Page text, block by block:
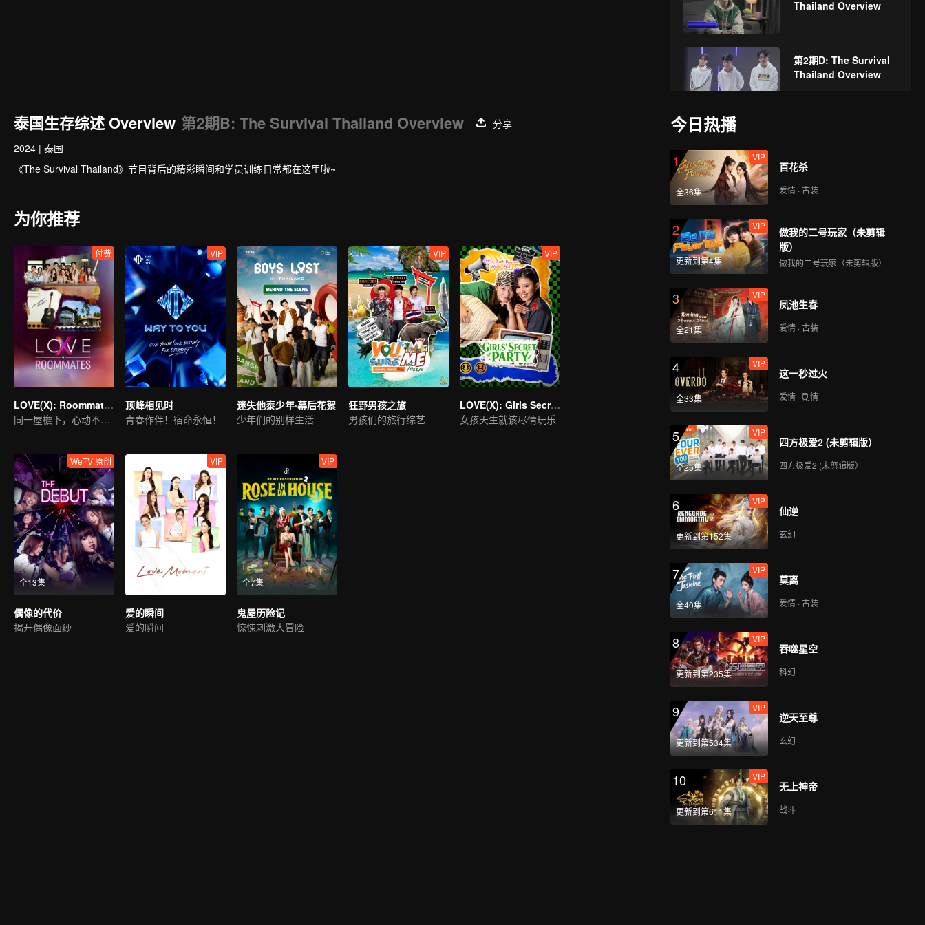
Thailand Overview
第2期D: The Survival
Thailand Overview
第3期B: The Survival
第3期C: The Survival
第3期D: The Survival
第4期A: The Survival
第4期B: The Survival
第4期C: The Survival
第4期D: The Survival
第5期A: The Survival
第5期B: The Survival
第5期C: The Survival
泰国生存综述 Overview 第2期B: The Survival Thailand Overview
分享
2024 | 泰国
《The Survival Thailand》节目背后的精彩瞬间和学员训练日常都在这里啦~
为你推荐
付费
LOVE(X): Roommates
同一屋檐下，心动不设防！LOVE(X)合拍室友特辑
VIP
顶峰相见时
青春作伴！宿命永恒！
迷失他泰少年·幕后花絮
少年们的别样生活
VIP
狂野男孩之旅
男孩们的旅行综艺
VIP
LOVE(X): Girls Secret Party
女孩天生就该尽情玩乐
全13集
WeTV 原创
偶像的代价
揭开偶像面纱
VIP
爱的瞬间
爱的瞬间
全7集
VIP
鬼屋历险记
惊悚刺激大冒险
今日热播
1
全36集
VIP
百花杀
爱情 · 古装
2
更新到第4集
VIP
做我的二号玩家（未剪辑
版）
做我的二号玩家（未剪辑版）
3
全21集
VIP
凤池生春
爱情 · 古装
4
全33集
VIP
这一秒过火
爱情 · 剧情
5
全25集
VIP
四方极爱2 (未剪辑版）
四方极爱2 (未剪辑版）
6
更新到第152集
VIP
仙逆
玄幻
7
全40集
VIP
莫离
爱情 · 古装
8
更新到第235集
VIP
吞噬星空
科幻
9
更新到第534集
VIP
逆天至尊
玄幻
10
更新到第611集
VIP
无上神帝
战斗